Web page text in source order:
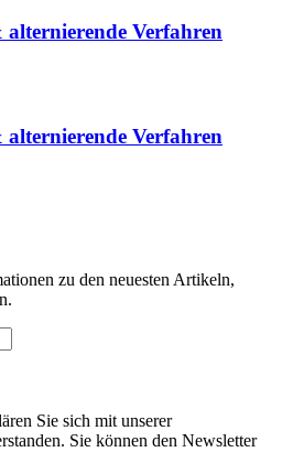
Verfahren
Verfahren
zu den neuesten Artikeln,
Sie sich mit unserer
Sie können den Newsletter